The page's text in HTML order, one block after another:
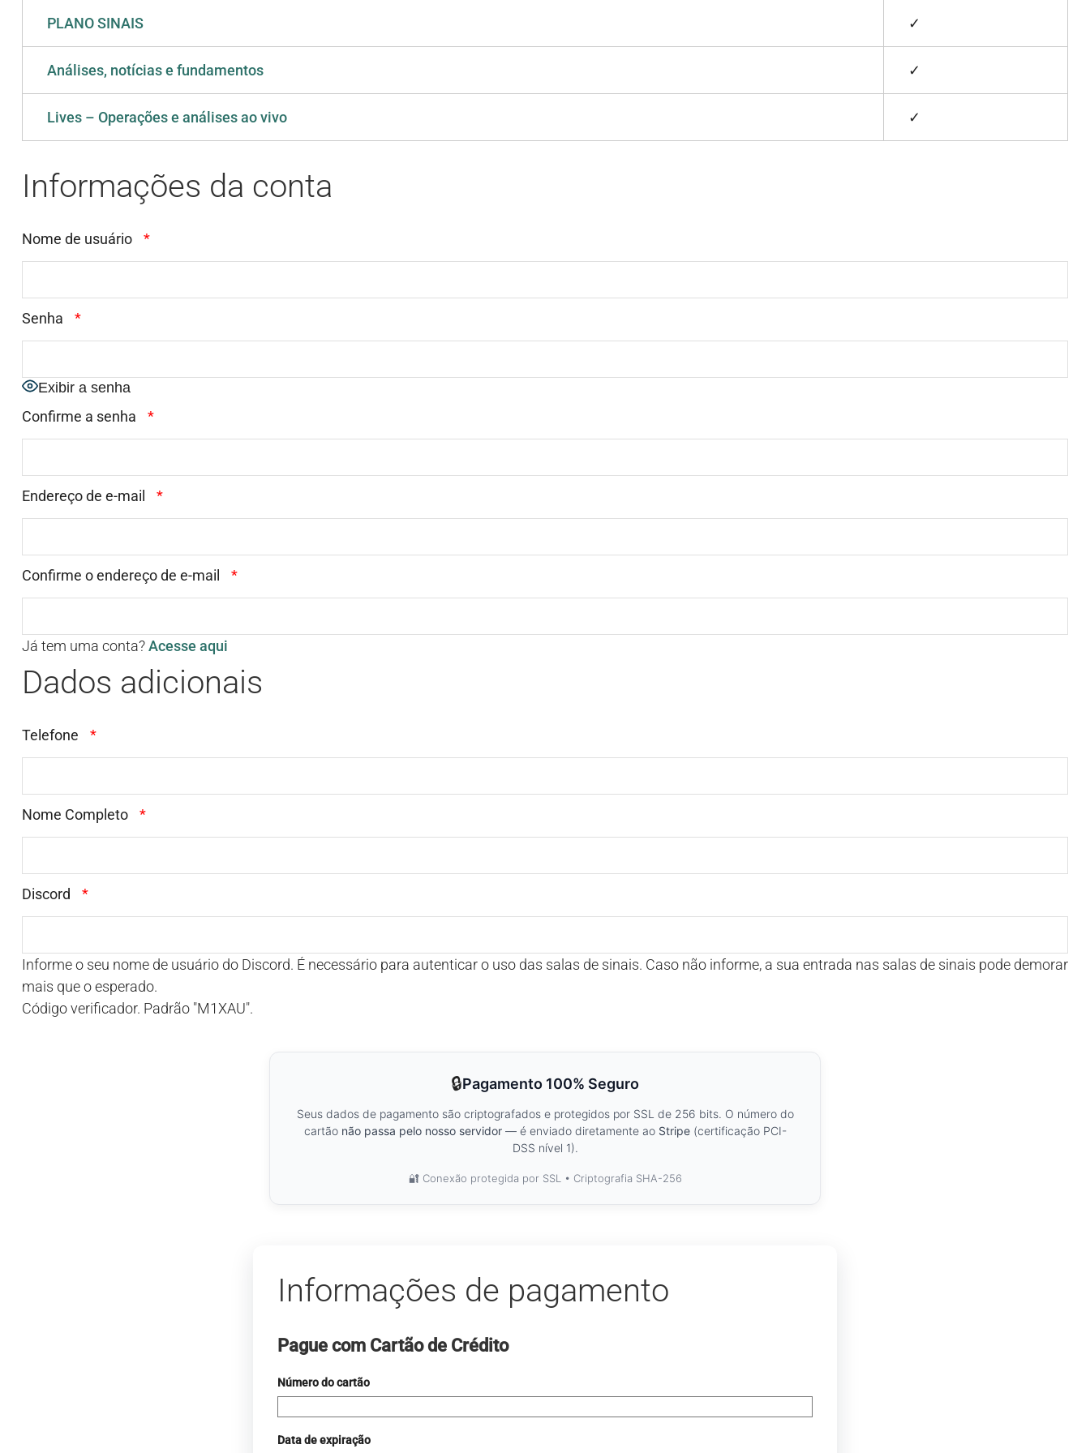
PLANO SINAIS ✓
Análises, notícias e fundamentos ✓
Lives – Operações e análises ao vivo ✓
Informações da conta
Nome de usuário *
Senha *
Exibir a senha
Confirme a senha *
Endereço de e-mail *
Confirme o endereço de e-mail *
Já tem uma conta?Acesse aqui
Dados adicionais
Telefone *
Nome Completo *
Discord *
Informe o seu nome de usuário do Discord. É necessário para autenticar o uso das salas de sinais. Caso não informe, a sua entrada nas salas de sinais pode demorar
mais que o esperado.
Código verificador. Padrão "M1XAU".
🔒Pagamento 100% Seguro
Seus dados de pagamento são criptografados e protegidos por SSL de 256 bits. O número do
cartão não passa pelo nosso servidor— é enviado diretamente ao Stripe(certificação PCI-
DSS nível 1).
🔐 Conexão protegida por SSL • Criptografia SHA-256
Informações de pagamento
Pague com Cartão de Crédito
Número do cartão
Data de expiração